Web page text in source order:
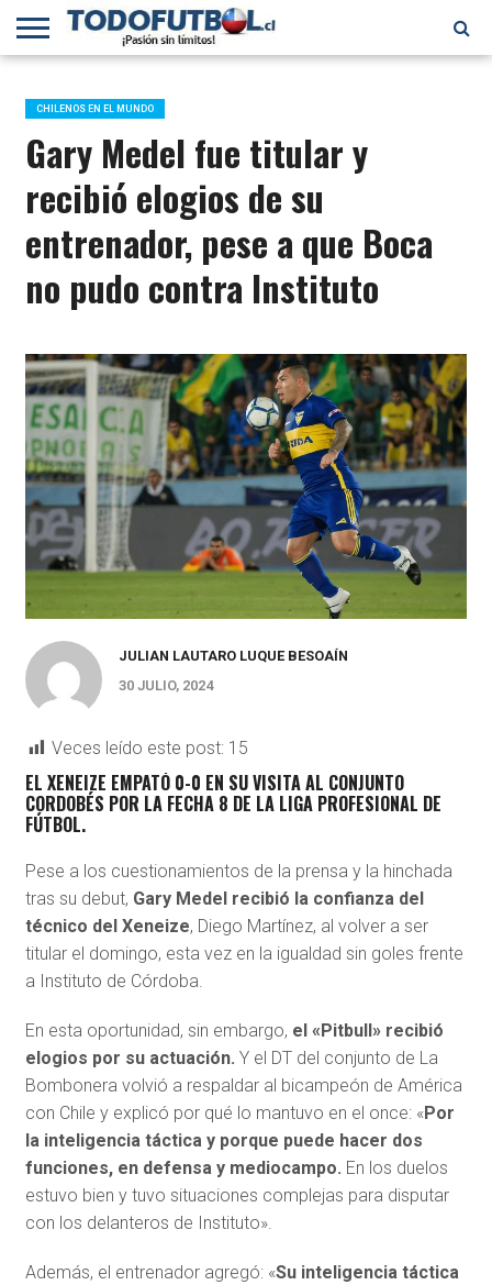
PRIMERA
B
SELECCIÓN
CHILENA
CHILENOS
EN EL
MUNDO
FÚTBOL
INTERNACIONAL
CHILENOS EN EL MUNDO
Gary Medel fue titular y
recibió elogios de su
entrenador, pese a que Boca
no pudo contra Instituto
JULIAN LAUTARO LUQUE BESOAÍN
30 JULIO, 2024
Veces leído este post: 15
EL XENEIZE EMPATÓ 0-0 EN SU VISITA AL CONJUNTO
CORDOBÉS POR LA FECHA 8 DE LA LIGA PROFESIONAL DE
FÚTBOL.
Pese a los cuestionamientos de la prensa y la hinchada
tras su debut, Gary Medel recibió la confianza del
técnico del Xeneize, Diego Martínez, al volver a ser
titular el domingo, esta vez en la igualdad sin goles frente
a Instituto de Córdoba.
En esta oportunidad, sin embargo, el «Pitbull» recibió
elogios por su actuación. Y el DT del conjunto de La
Bombonera volvió a respaldar al bicampeón de América
con Chile y explicó por qué lo mantuvo en el once: «Por
la inteligencia táctica y porque puede hacer dos
funciones, en defensa y mediocampo. En los duelos
estuvo bien y tuvo situaciones complejas para disputar
con los delanteros de Instituto».
Además, el entrenador agregó: «Su inteligencia táctica